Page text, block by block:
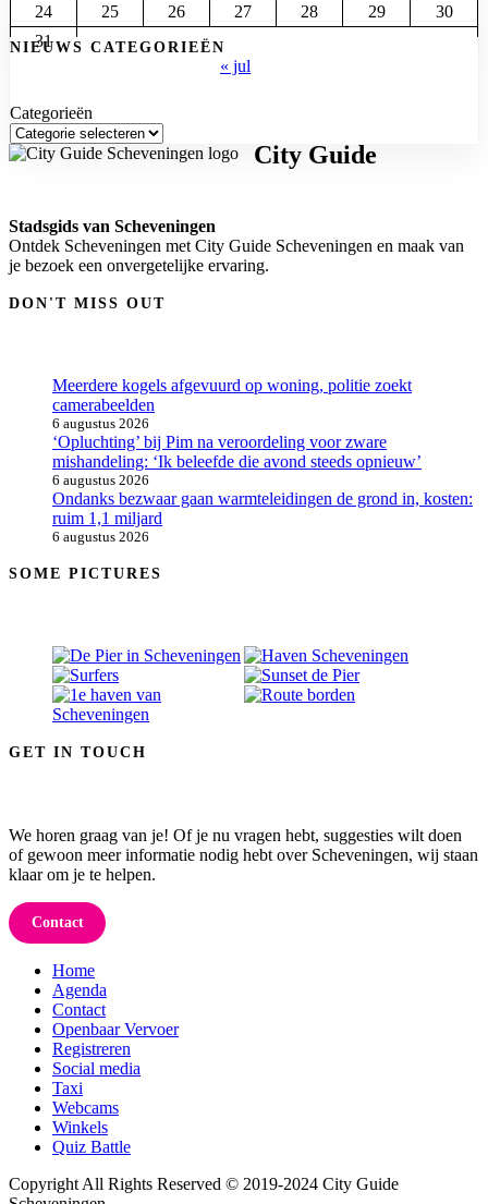
24
25 26 27 28 29
30
31
« jul
NIEUWS CATEGORIEËN
Categorieën
City Guide
Stadsgids van Scheveningen
Ontdek Scheveningen met City Guide Scheveningen en maak van
je bezoek een onvergetelijke ervaring.
DON'T MISS OUT
Meerdere kogels afgevuurd op woning, politie zoekt
camerabeelden
6 augustus 2026
‘Opluchting’ bij Pim na veroordeling voor zware
mishandeling: ‘Ik beleefde die avond steeds opnieuw’
6 augustus 2026
Ondanks bezwaar gaan warmteleidingen de grond in, kosten:
ruim 1,1 miljard
6 augustus 2026
SOME PICTURES
GET IN TOUCH
We horen graag van je! Of je nu vragen hebt, suggesties wilt doen
of gewoon meer informatie nodig hebt over Scheveningen, wij staan
klaar om je te helpen.
Contact
Home
Agenda
Contact
Openbaar Vervoer
Registreren
Social media
Taxi
Webcams
Winkels
Quiz Battle
Copyright All Rights Reserved © 2019-2024 City Guide